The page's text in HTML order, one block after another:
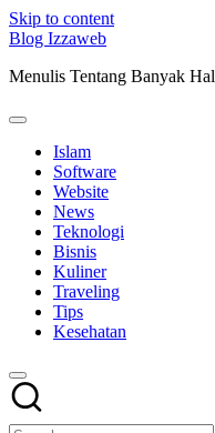
Skip to content
Blog Izzaweb
Menulis Tentang Banyak Hal
Islam
Software
Website
News
Teknologi
Bisnis
Kuliner
Traveling
Tips
Kesehatan